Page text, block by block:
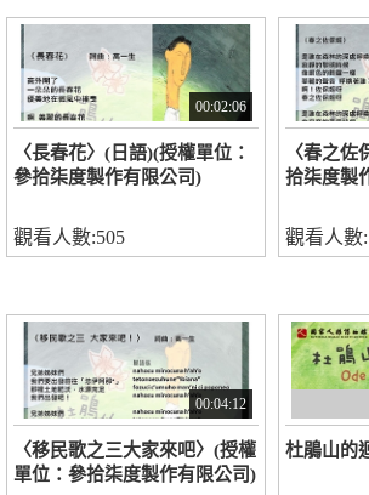
00:02:06
〈長春花〉(日語)(授權單位：
參拾柒度製作有限公司)
觀看人數:505
〈春之
拾柒度製
觀看人數
00:04:12
〈移民歌之三大家來吧〉(授權
單位：參拾柒度製作有限公司)
杜鵑山的